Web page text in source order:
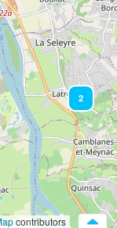
2
contributors